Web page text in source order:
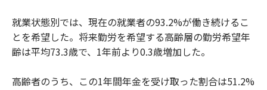
就業状態別では、現在の就業者の93.2%が働き続けるこ
とを希望した。将来勤労を希望する高齢層の勤労希望年
齢は平均73.3歳で、1年前より0.3歳増加した。
高齢者のうち、この1年間年金を受け取った割合は51.2%